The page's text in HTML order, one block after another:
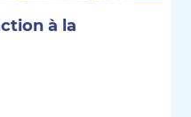
à la